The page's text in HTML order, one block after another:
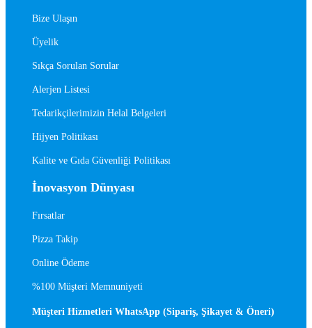
Bize Ulaşın
Üyelik
Sıkça Sorulan Sorular
Alerjen Listesi
Tedarikçilerimizin Helal Belgeleri
Hijyen Politikası
Kalite ve Gıda Güvenliği Politikası
İnovasyon Dünyası
Fırsatlar
Pizza Takip
Online Ödeme
%100 Müşteri Memnuniyeti
Müşteri Hizmetleri WhatsApp (Sipariş, Şikayet & Öneri)